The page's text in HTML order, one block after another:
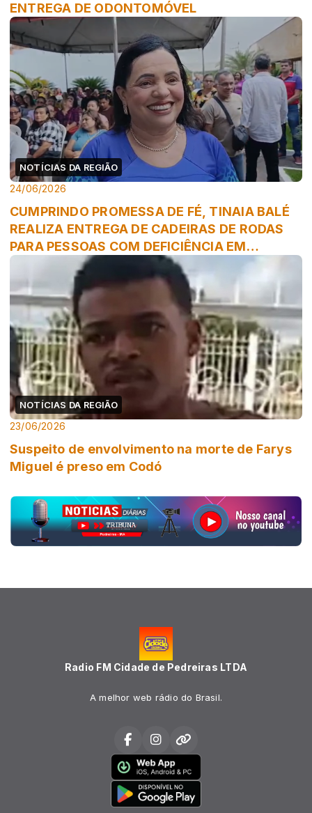
ENTREGA DE ODONTOMÓVEL
NOTÍCIAS DA REGIÃO
24/06/2026
CUMPRINDO PROMESSA DE FÉ, TINAIA BALÉ
REALIZA ENTREGA DE CADEIRAS DE RODAS
PARA PESSOAS COM DEFICIÊNCIA EM
TRIZIDELA ...
NOTÍCIAS DA REGIÃO
23/06/2026
Suspeito de envolvimento na morte de Farys
Miguel é preso em Codó
Radio FM Cidade de Pedreiras LTDA
A melhor web rádio do Brasil.